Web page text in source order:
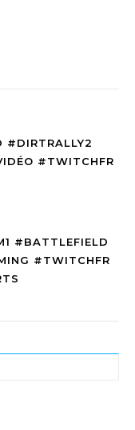
#DIRTRALLY2
#TWITCHFR
#BATTLEFIELD
#TWITCHFR